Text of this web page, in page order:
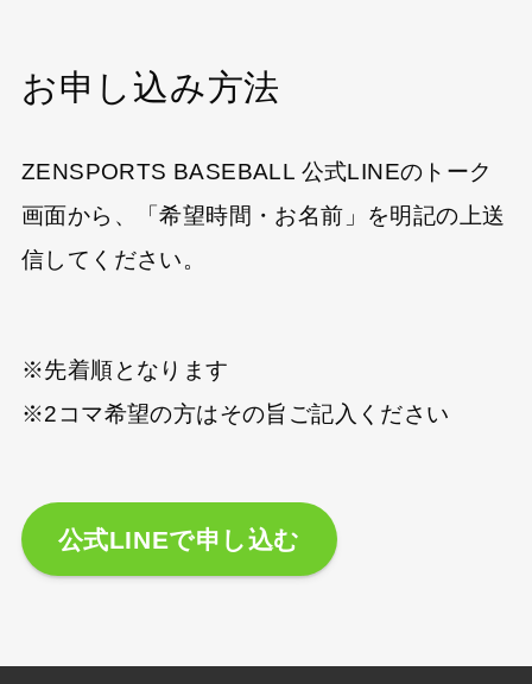
お申し込み方法
ZENSPORTS BASEBALL 公式LINEのトーク
画面から、「希望時間・お名前」を明記の上送
信してください。
※先着順となります
※2コマ希望の方はその旨ご記入ください
公式LINEで申し込む